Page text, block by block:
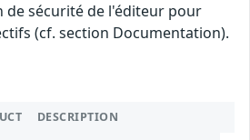
de sécurité de l'éditeur pour
(cf. section Documentation).
DESCRIPTION